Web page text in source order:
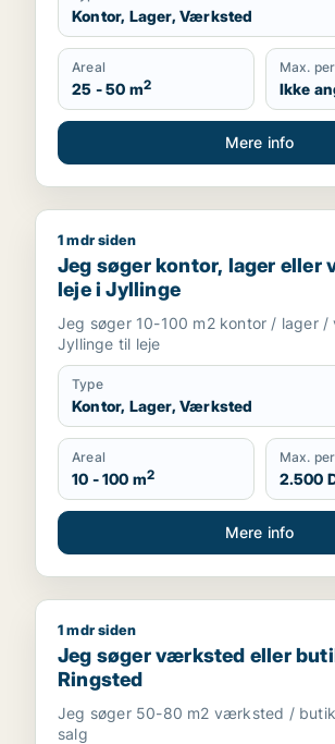
Kontor, Lager, Værksted
Areal
25 - 50 m2
Max.
Ikke
Mere info
Jeg søger kontor, lager eller
1 mdr siden
Jeg søger kontor, lager eller
leje i Jyllinge
Jeg søger 10-100 m2 kontor / lager
Jyllinge til leje
Type
Kontor, Lager, Værksted
Areal
10 - 100 m2
Max.
2.500
Mere info
Jeg søger værksted eller butik til
1 mdr siden
Jeg søger værksted eller
Ringsted
Jeg søger 50-80 m2 værksted /
salg